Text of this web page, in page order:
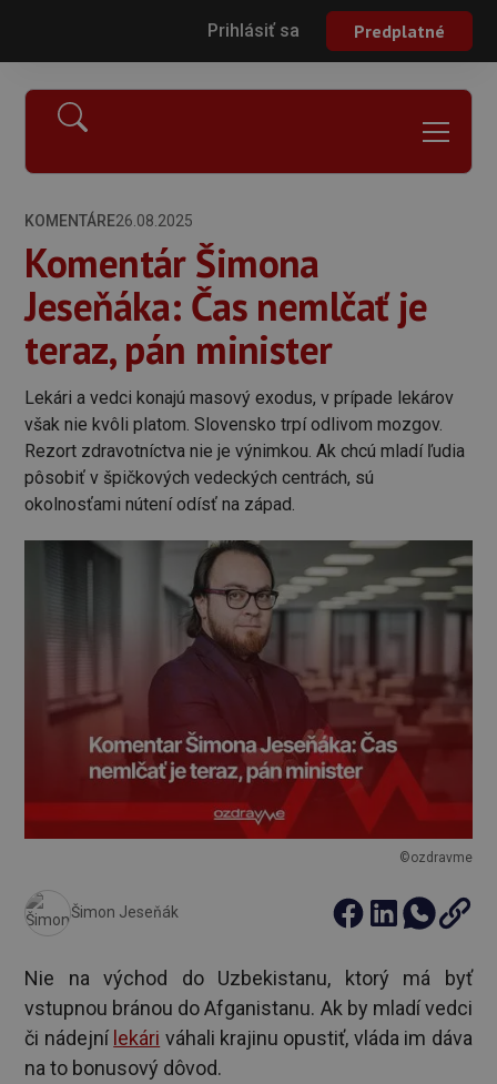
Prihlásiť sa Predplatné
KOMENTÁRE26.08.2025
Komentár Šimona
Jeseňáka: Čas nemlčať je
teraz, pán minister
Lekári a vedci konajú masový exodus, v prípade lekárov
však nie kvôli platom. Slovensko trpí odlivom mozgov.
Rezort zdravotníctva nie je výnimkou. Ak chcú mladí ľudia
pôsobiť v špičkových vedeckých centrách, sú
okolnosťami nútení odísť na západ.
©ozdravme
Šimon Jeseňák
Nie na východ do Uzbekistanu, ktorý má byť
vstupnou bránou do Afganistanu. Ak by mladí vedci
či nádejní lekári váhali krajinu opustiť, vláda im dáva
na to bonusový dôvod.